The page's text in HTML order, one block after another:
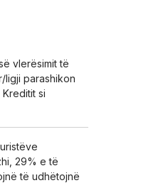
vlerësimit të
ligji parashikon
si
29% e të
të udhëtojnë